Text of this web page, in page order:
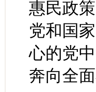
惠民政
党和国
心的党
奔向全